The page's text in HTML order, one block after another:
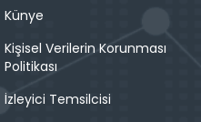
Künye
Kişisel Verilerin Korunması
Politikası
İzleyici Temsilcisi